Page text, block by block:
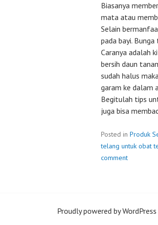
Biasanya
mata atau
Selain
pada bayi.
Caranya adalah
bersih daun
sudah halus
garam ke dalam
Begitulah tips
juga bisa
Posted in Produk
telang untuk obat
comment
Proudly powered by WordPress